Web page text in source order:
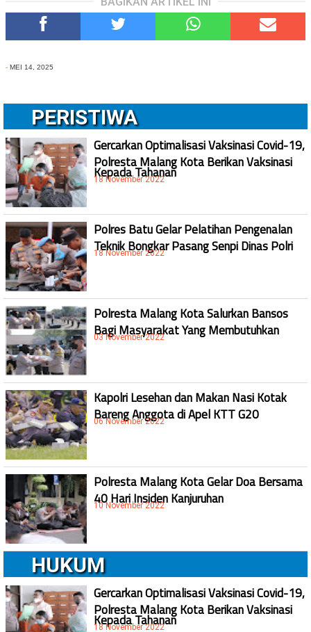
- MEI 14, 2025
PERISTIWA
Gercarkan Optimalisasi Vaksinasi Covid-19,
Polresta Malang Kota Berikan Vaksinasi
Kepada Tahanan
18 November 2022
Polres Batu Gelar Pelatihan Pengenalan
Teknik Bongkar Pasang Senpi Dinas Polri
18 November 2022
Polresta Malang Kota Salurkan Bansos
Bagi Masyarakat Yang Membutuhkan
03 November 2022
Kapolri Lesehan dan Makan Nasi Kotak
Bareng Anggota di Apel KTT G20
06 November 2022
Polresta Malang Kota Gelar Doa Bersama
40 Hari Insiden Kanjuruhan
10 November 2022
HUKUM
Gercarkan Optimalisasi Vaksinasi Covid-19,
Polresta Malang Kota Berikan Vaksinasi
Kepada Tahanan
18 November 2022